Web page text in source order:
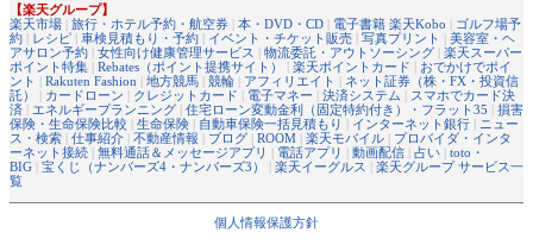
【楽天グループ】
楽天市場 | 旅行・ホテル予約・航空券 | 本・DVD・CD | 電子書籍 楽天Kobo | ゴルフ場予
約 | レシピ | 車検見積もり・予約 | イベント・チケット販売 | 写真プリント | 美容室・ヘ
アサロン予約 | 女性向け健康管理サービス | 物流委託・アウトソーシング | 楽天スーパー
ポイント特集 | Rebates（ポイント提携サイト） | 楽天ポイントカード | おでかけでポイ
ント | Rakuten Fashion | 地方競馬 | 競輪 | アフィリエイト | ネット証券（株・FX・投資信
託）
| カードローン | クレジットカード | 電子マネー | 決済システム | スマホでカード決
済 | エネルギープランニング | 住宅ローン変動金利（固定特約付き）・フラット35 | 損害
保険・生命保険比較 | 生命保険 | 自動車保険一括見積もり | インターネット銀行 | ニュー
ス・検索 | 仕事紹介 | 不動産情報 | ブログ | ROOM | 楽天モバイル | プロバイダ・インタ
ーネット接続 | 無料通話＆メッセージアプリ | 電話アプリ | 動画配信 | 占い | toto・
BIG | 宝くじ（ナンバーズ4・ナンバーズ3） | 楽天イーグルス | 楽天グループ サービス一
覧
個人情報保護方針